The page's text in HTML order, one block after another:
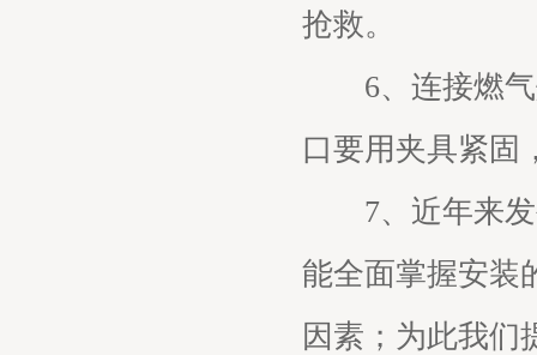
抢救。
6、连接燃气
口要用夹具紧固
7、近年来发
能全面掌握安装
因素；为此我们